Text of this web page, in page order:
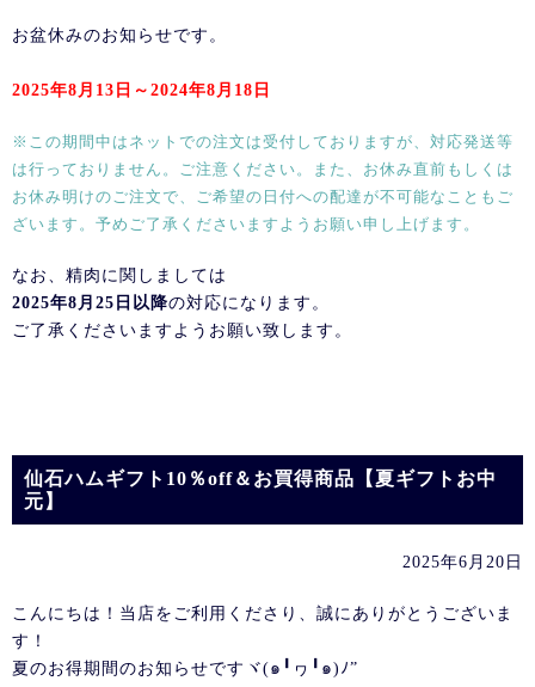
お盆休みのお知らせです。
2025年8月13日～2024年8月18日
※この期間中はネットでの注文は受付しておりますが、対応発送等
は行っておりません。ご注意ください。また、お休み直前もしくは
お休み明けのご注文で、ご希望の日付への配達が不可能なこともご
ざいます。予めご了承くださいますようお願い申し上げます。
なお、精肉に関しましては
2025年8月25日以降の対応になります。
ご了承くださいますようお願い致します。
仙石ハムギフト10％off＆お買得商品【夏ギフトお中
元】
2025年6月20日
こんにちは！当店をご利用くださり、誠にありがとうございま
す！
夏のお得期間のお知らせですヾ(๑╹ヮ╹๑)ﾉ”